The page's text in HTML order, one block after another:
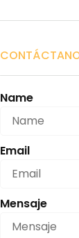
Name
Email
Mensaje